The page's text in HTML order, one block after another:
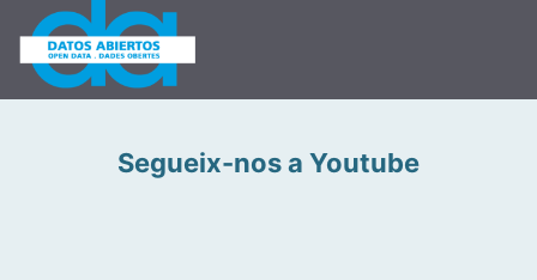
Segueix-nos a Youtube